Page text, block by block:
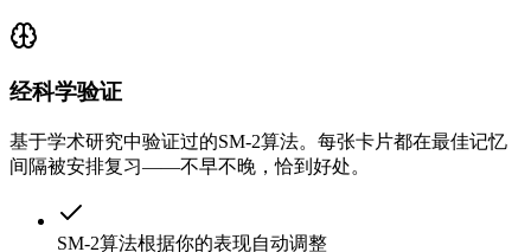
经科学验证
基于学术研究中验证过的SM-2算法。每张卡片都在最佳记忆
间隔被安排复习——不早不晚，恰到好处。
SM-2算法根据你的表现自动调整